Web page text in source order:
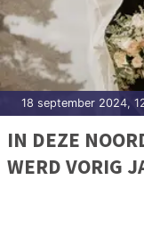
18 september 2024,
IN DEZE
WERD VORIG